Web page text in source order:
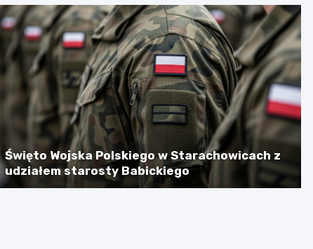
Święto Wojska Polskiego w Starachowicach z
udziałem starosty Babickiego